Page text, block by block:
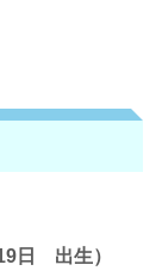
日 出生）